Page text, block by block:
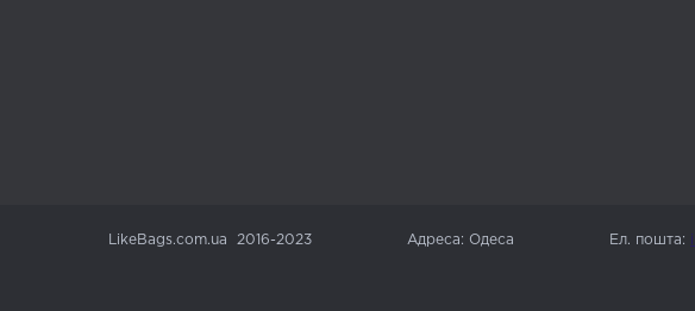
LikeBags.com.ua 2016-2023 Адреса: Одеса Ел. пошта: